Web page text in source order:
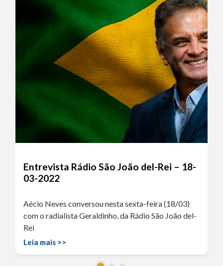
Entrevista Rádio São João del-Rei – 18-
03-2022
Aécio Neves conversou nesta sexta-feira (18/03)
com o radialista Geraldinho, da Rádio São João del-
Rei
Leia mais >>